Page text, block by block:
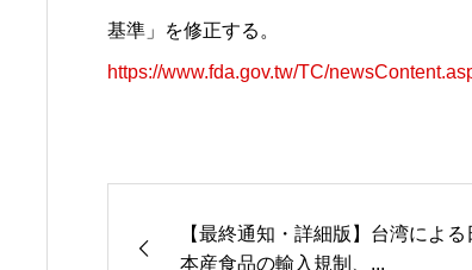
基準」を修正する。
https://www.fda.gov.tw/TC/
【最終通知・詳細版】台湾による
本産食品の輸入規制、...